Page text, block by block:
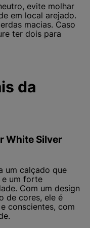
evite molhar
em local arejado.
macias. Caso
ter dois para
da
White Silver
um calçado que
um forte
Com um design
de cores, ele é
conscientes, com